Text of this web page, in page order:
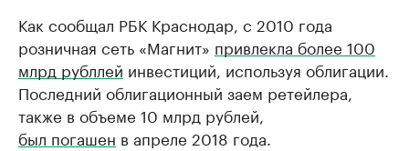
Как сообщал РБК Краснодар, с 2010 года
розничная сеть «Магнит» привлекла более 100
млрд рубллей инвестиций, используя облигации.
Последний облигационный заем ретейлера,
также в объеме 10 млрд рублей,
был погашен в апреле 2018 года.